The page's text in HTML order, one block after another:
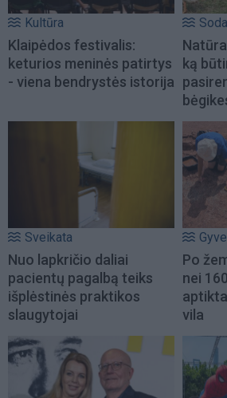
Kultūra
Klaipėdos festivalis:
keturios meninės patirtys
- viena bendrystės istorija
ką
Sveikata
Nuo lapkričio daliai
pacientų pagalbą teiks
išplėstinės praktikos
slaugytojai
Po
nei
vila